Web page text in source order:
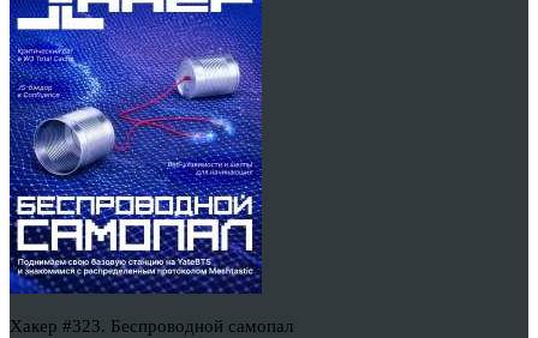
Хакер #323. Беспроводной самопал